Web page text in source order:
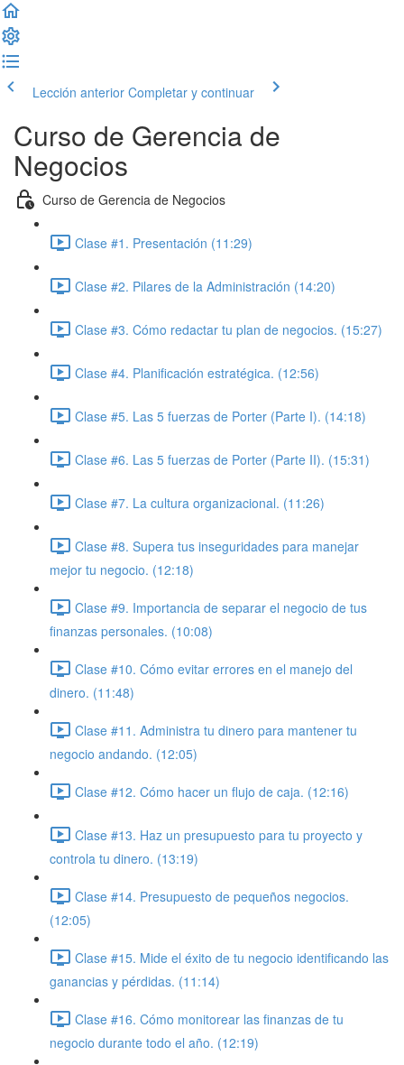
Lección anterior Completar y continuar
Curso de Gerencia de
Negocios
Curso de Gerencia de Negocios
Clase #1. Presentación (11:29)
Clase #2. Pilares de la Administración (14:20)
Clase #3. Cómo redactar tu plan de negocios. (15:27)
Clase #4. Planificación estratégica. (12:56)
Clase #5. Las 5 fuerzas de Porter (Parte I). (14:18)
Clase #6. Las 5 fuerzas de Porter (Parte II). (15:31)
Clase #7. La cultura organizacional. (11:26)
Clase #8. Supera tus inseguridades para manejar
mejor tu negocio. (12:18)
Clase #9. Importancia de separar el negocio de tus
finanzas personales. (10:08)
Clase #10. Cómo evitar errores en el manejo del
dinero. (11:48)
Clase #11. Administra tu dinero para mantener tu
negocio andando. (12:05)
Clase #12. Cómo hacer un flujo de caja. (12:16)
Clase #13. Haz un presupuesto para tu proyecto y
controla tu dinero. (13:19)
Clase #14. Presupuesto de pequeños negocios.
(12:05)
Clase #15. Mide el éxito de tu negocio identificando las
ganancias y pérdidas. (11:14)
Clase #16. Cómo monitorear las finanzas de tu
negocio durante todo el año. (12:19)